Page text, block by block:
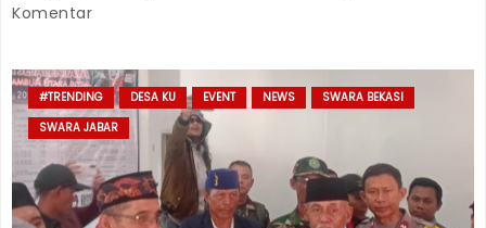
Komentar
#TRENDING DESA KU EVENT NEWS
SWARA BEKASI
SWARA JABAR